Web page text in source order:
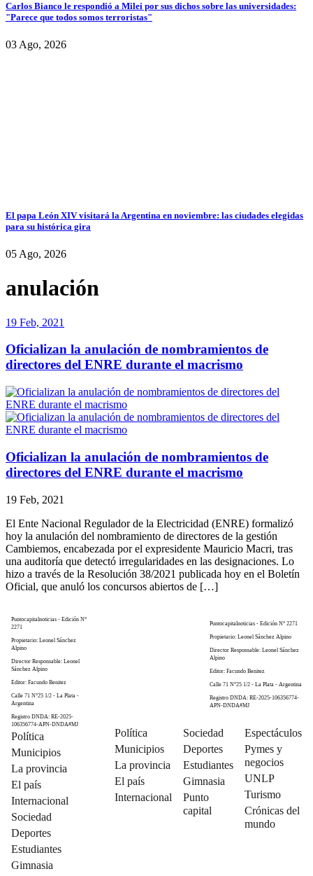
Carlos Bianco le respondió a Milei por sus dichos sobre las universidades:
"Parece que todos somos terroristas"
03 Ago, 2026
El papa León XIV visitará la Argentina en noviembre: las ciudades elegidas
para su histórica gira
05 Ago, 2026
anulación
19 Feb, 2021
Oficializan la anulación de nombramientos de
directores del ENRE durante el macrismo
Oficializan la anulación de nombramientos de
directores del ENRE durante el macrismo
19 Feb, 2021
El Ente Nacional Regulador de la Electricidad (ENRE) formalizó
hoy la anulación del nombramiento de directores de la gestión
Cambiemos, encabezada por el expresidente Mauricio Macri, tras
una auditoría que detectó irregularidades en las designaciones. Lo
hizo a través de la Resolución 38/2021 publicada hoy en el Boletín
Oficial, que anuló los concursos abiertos de […]
Puntocapitalnoticias - Edición N°
2271
Propietario: Leonel Sánchez
Alpino
Director Responsable: Leonel
Sánchez Alpino
Editor: Facundo Benitez
Calle 71 N°25 1/2 - La Plata -
Argentina
Registro DNDA: RE-2025-
106356774-APN-DNDA#MJ
Política
Municipios
La provincia
El país
Internacional
Sociedad
Deportes
Estudiantes
Gimnasia
Puntocapitalnoticias - Edición N° 2271
Propietario: Leonel Sánchez Alpino
Director Responsable: Leonel Sánchez
Alpino
Editor: Facundo Benitez
Calle 71 N°25 1/2 - La Plata - Argentina
Registro DNDA: RE-2025-106356774-
APN-DNDA#MJ
Política
Municipios
La provincia
El país
Internacional
Sociedad
Deportes
Estudiantes
Gimnasia
Punto
capital
Espectáculos
Pymes y
negocios
UNLP
Turismo
Crónicas del
mundo